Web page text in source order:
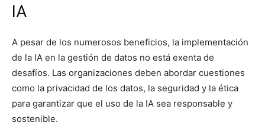
IA
A pesar de los numerosos beneficios, la implementación
de la IA en la gestión de datos no está exenta de
desafíos. Las organizaciones deben abordar cuestiones
como la privacidad de los datos, la seguridad y la ética
para garantizar que el uso de la IA sea responsable y
sostenible.